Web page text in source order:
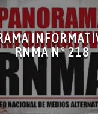
RNMA N° 218